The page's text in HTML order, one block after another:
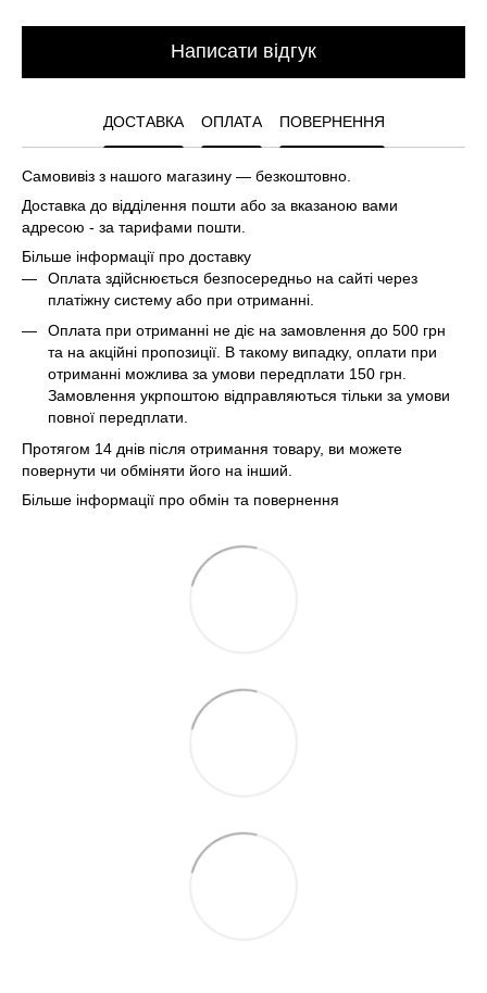
Написати відгук
ДОСТАВКА ОПЛАТА ПОВЕРНЕННЯ
Самовивіз з нашого магазину — безкоштовно.
Доставка до відділення пошти або за вказаною вами
адресою - за тарифами пошти.
Більше інформації про доставку
Оплата здійснюється безпосередньо на сайті через
платіжну систему або при отриманні.
Оплата при отриманні не діє на замовлення до 500 грн
та на акційні пропозиції. В такому випадку, оплати при
отриманні можлива за умови передплати 150 грн.
Замовлення укрпоштою відправляються тільки за умови
повної передплати.
Протягом 14 днів після отримання товару, ви можете
повернути чи обміняти його на інший.
Більше інформації про обмін та повернення